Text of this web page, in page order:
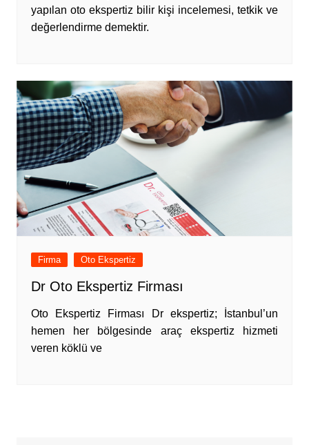
yapılan oto ekspertiz bilir kişi incelemesi, tetkik ve
değerlendirme demektir.
Firma Oto Ekspertiz
Dr Oto Ekspertiz Firması
Oto Ekspertiz Firması Dr ekspertiz; İstanbul’un
hemen her bölgesinde araç ekspertiz hizmeti
veren köklü ve